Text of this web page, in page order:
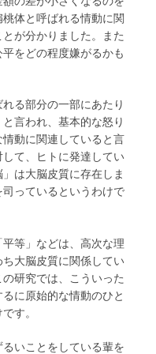
体と呼ばれる情動に関
が分かりました。また
をどの程度嫌がるかも
る部分の一部にあたり
言われ、基本的な怒り
動に関連していると言
て、ヒトに発達してい
は大脳皮質に存在しま
っているというわけで
等」などは、高次な理
大脳皮質に関係してい
研究では、こういった
に原始的な情動のひと
す。
いことをしている輩を